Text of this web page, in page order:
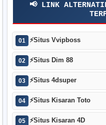
📢 LINK
01 ⚡Situs Vvipboss
02 ⚡Situs Dim 88
03 ⚡Situs 4dsuper
04 ⚡Situs Kisaran Toto
05 ⚡Situs Kisaran 4D